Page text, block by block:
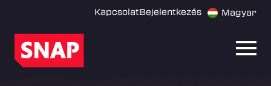
KapcsolatBejelentkezés Magyar